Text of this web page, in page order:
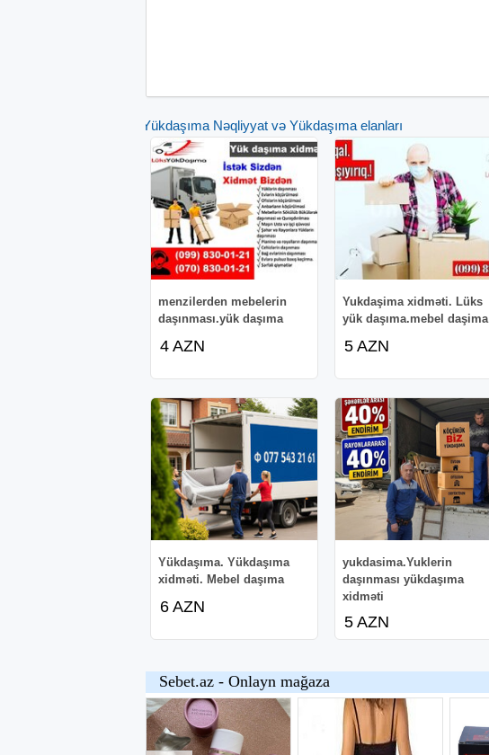
Yükdaşıma Nəqliyyat və Yükdaşıma elanları
menzilerden mebelerin
daşınması.yük daşıma
4 AZN
Yukdaşima xidməti. Lüks
yük daşıma.mebel daşima
5 AZN
Yükdaşıma. Yükdaşıma
xidməti. Mebel daşıma
6 AZN
yukdasima.Yuklerin
daşınması yükdaşıma
xidməti
5 AZN